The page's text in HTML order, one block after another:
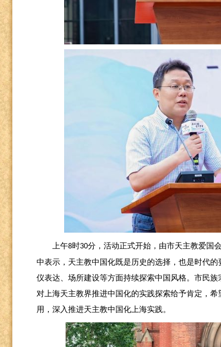
上午8时30分，活动正式开始，由市天主教爱国
中表示，天主教中国化既是历史的选择，也是时代
仪表达、场所建设等方面持续探索中国风格。市民
对上海天主教界推进中国化的实践探索给予肯定，
用，深入推进天主教中国化上海实践。